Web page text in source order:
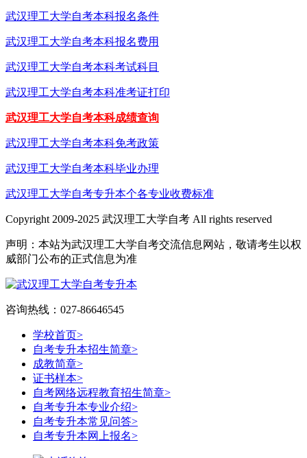
武汉理工大学自考本科报名条件
武汉理工大学自考本科报名费用
武汉理工大学自考本科考试科目
武汉理工大学自考本科准考证打印
武汉理工大学自考本科成绩查询
武汉理工大学自考本科免考政策
武汉理工大学自考本科毕业办理
武汉理工大学自考专升本个各专业收费标准
Copyright 2009-2025 武汉理工大学自考 All rights reserved
声明：本站为武汉理工大学自考交流信息网站，敬请考生以权
威部门公布的正式信息为准
咨询热线：027-86646545
学校首页>
自考专升本招生简章>
成教简章>
证书样本>
自考网络远程教育招生简章>
自考专升本专业介绍>
自考专升本常见问答>
自考专升本网上报名>